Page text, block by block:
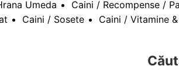
Umeda
Caini / Recompense /
Caini / Sosete Caini / Vitamine